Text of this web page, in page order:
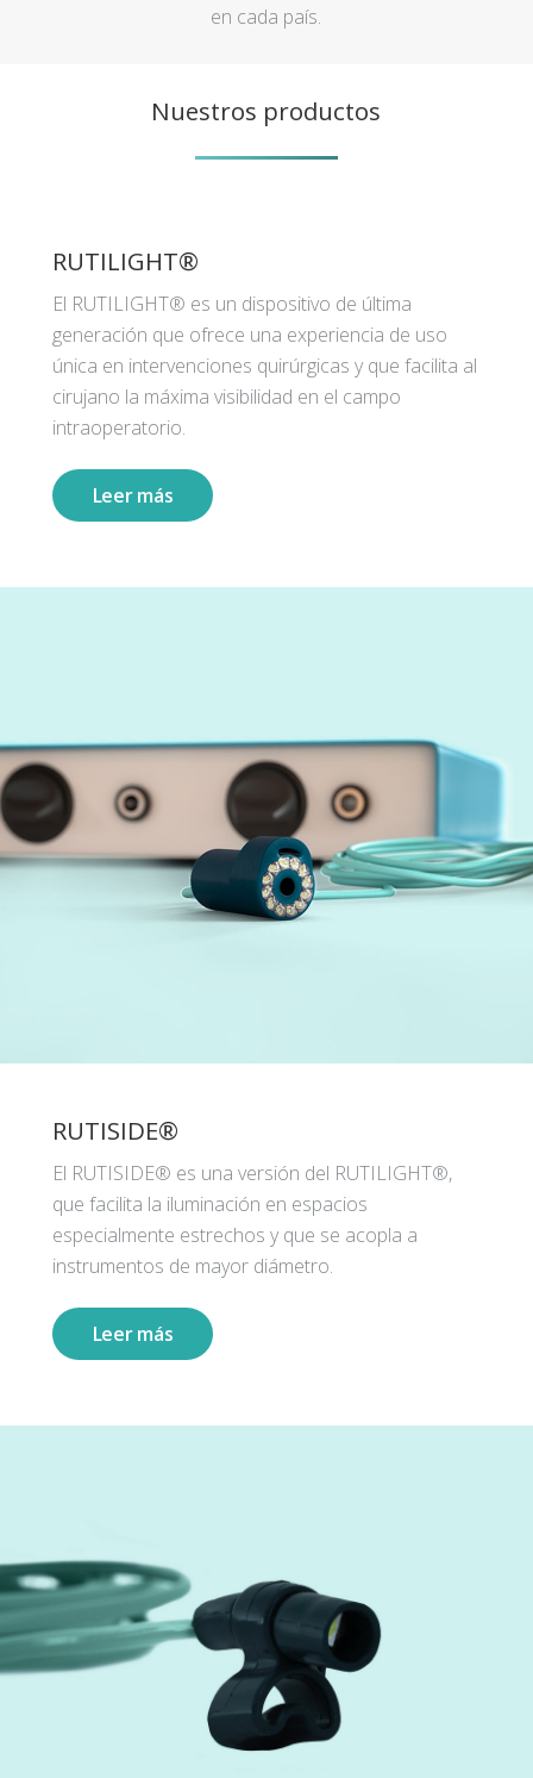
en cada país.
Nuestros productos
RUTILIGHT®
El RUTILIGHT® es un dispositivo de última
generación que ofrece una experiencia de uso
única en intervenciones quirúrgicas y que facilita al
cirujano la máxima visibilidad en el campo
intraoperatorio.
Leer más
RUTISIDE®
El RUTISIDE® es una versión del RUTILIGHT®,
que facilita la iluminación en espacios
especialmente estrechos y que se acopla a
instrumentos de mayor diámetro.
Leer más